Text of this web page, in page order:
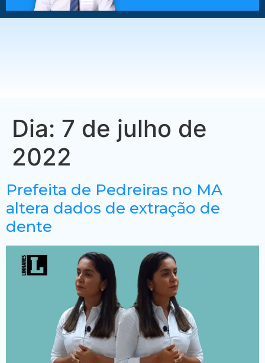
Dia: 7 de julho de
2022
Prefeita de Pedreiras no MA
altera dados de extração de
dente